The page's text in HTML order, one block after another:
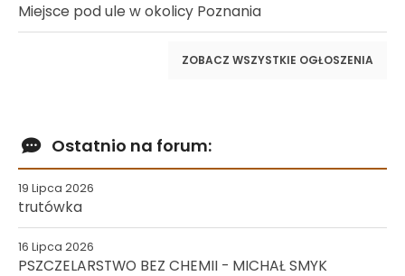
Miejsce pod ule w okolicy Poznania
ZOBACZ WSZYSTKIE OGŁOSZENIA
Ostatnio na forum:
19 Lipca 2026
trutówka
16 Lipca 2026
PSZCZELARSTWO BEZ CHEMII - MICHAŁ SMYK